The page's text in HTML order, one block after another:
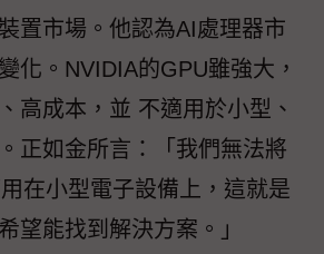
置市場。他認為AI處理器市
化。NVIDIA的GPU雖強大，
高成本，並 不適用於小型、
正如金所言：「我們無法將
在小型電子設備上，這就是
望能找到解決方案。」